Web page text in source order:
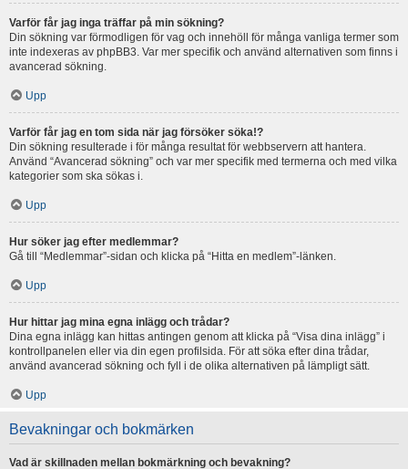
Varför får jag inga träffar på min sökning?
Din sökning var förmodligen för vag och innehöll för många vanliga termer som
inte indexeras av phpBB3. Var mer specifik och använd alternativen som finns i
avancerad sökning.
Upp
Varför får jag en tom sida när jag försöker söka!?
Din sökning resulterade i för många resultat för webbservern att hantera.
Använd “Avancerad sökning” och var mer specifik med termerna och med vilka
kategorier som ska sökas i.
Upp
Hur söker jag efter medlemmar?
Gå till “Medlemmar”-sidan och klicka på “Hitta en medlem”-länken.
Upp
Hur hittar jag mina egna inlägg och trådar?
Dina egna inlägg kan hittas antingen genom att klicka på “Visa dina inlägg” i
kontrollpanelen eller via din egen profilsida. För att söka efter dina trådar,
använd avancerad sökning och fyll i de olika alternativen på lämpligt sätt.
Upp
Bevakningar och bokmärken
Vad är skillnaden mellan bokmärkning och bevakning?